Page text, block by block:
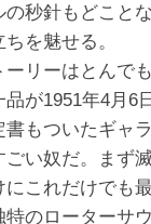
秒針もどこと
を魅せる。
ーリーはとんで
が1951年4月6
もついたギャ
い奴だ。まず
これだけでも
特のローターサ